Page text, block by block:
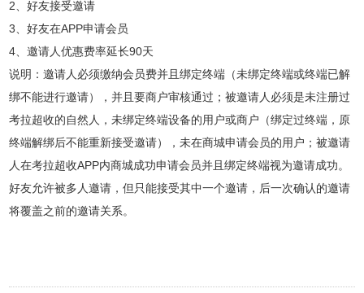
2、好友接受邀请
3、好友在APP申请会员
4、邀请人优惠费率延长90天
说明：邀请人必须缴纳会员费并且绑定终端（未绑定终端或终端已解
绑不能进行邀请），并且要商户审核通过；被邀请人必须是未注册过
考拉超收的自然人，未绑定终端设备的用户或商户（绑定过终端，原
终端解绑后不能重新接受邀请），未在商城申请会员的用户；被邀请
人在考拉超收APP内商城成功申请会员并且绑定终端视为邀请成功。
好友允许被多人邀请，但只能接受其中一个邀请，后一次确认的邀请
将覆盖之前的邀请关系。